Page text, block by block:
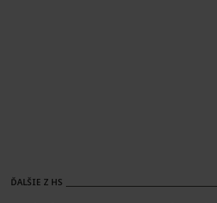
ĎALŠIE Z HS